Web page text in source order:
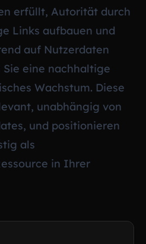
erfüllt, Autorität durch
Links aufbauen und
auf Nutzerdaten
eine nachhaltige
Wachstum. Diese
unabhängig von
und positionieren
als
in Ihrer